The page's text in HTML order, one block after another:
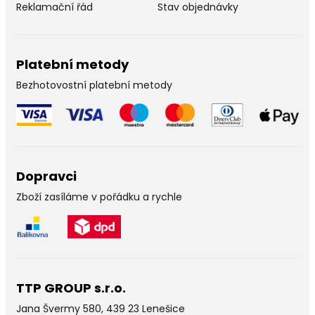
Reklamační řád Stav objednávky
Platební metody
Bezhotovostní platební metody
Dopravci
Zboží zasíláme v pořádku a rychle
TTP GROUP s.r.o.
Jana Švermy 580, 439 23 Lenešice